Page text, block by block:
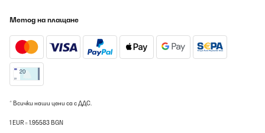
und wir waren zunächst auch sehr skeptisch. Die Bauform ist
solch einer Konstruktion anderer Heizkörper komplett ersetzen
zu können . Bei uns als Zusatzheizung aber ein sehr sehr
angenehmes Wohngefühl.Was verstärken positiv hinzukommt ist
die geringe Leistungsaufnahme und an Tagen, an denen es
Balkon Kraftwerk kostenlos Wärme erzeugen.Zu der
die exakte Temperatur anzeigt, kann ich nicht wirklich sagen
Temperatursensor auf 21 °C stelle und diesen circa 2 m vom
Метод на плащане
* Всички наши цени са с ДДС.
1 EUR = 1.95583 BGN